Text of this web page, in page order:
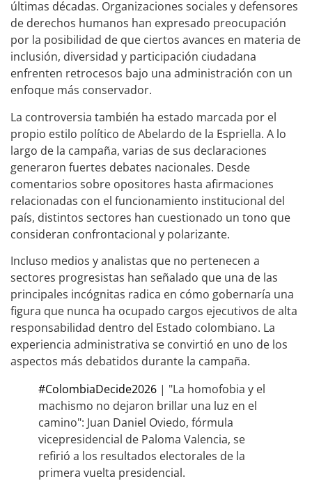
últimas décadas. Organizaciones sociales y defensores
de derechos humanos han expresado preocupación
por la posibilidad de que ciertos avances en materia de
inclusión, diversidad y participación ciudadana
enfrenten retrocesos bajo una administración con un
enfoque más conservador.
La controversia también ha estado marcada por el
propio estilo político de Abelardo de la Espriella. A lo
largo de la campaña, varias de sus declaraciones
generaron fuertes debates nacionales. Desde
comentarios sobre opositores hasta afirmaciones
relacionadas con el funcionamiento institucional del
país, distintos sectores han cuestionado un tono que
consideran confrontacional y polarizante.
Incluso medios y analistas que no pertenecen a
sectores progresistas han señalado que una de las
principales incógnitas radica en cómo gobernaría una
figura que nunca ha ocupado cargos ejecutivos de alta
responsabilidad dentro del Estado colombiano. La
experiencia administrativa se convirtió en uno de los
aspectos más debatidos durante la campaña.
#ColombiaDecide2026 | "La homofobia y el
machismo no dejaron brillar una luz en el
camino": Juan Daniel Oviedo, fórmula
vicepresidencial de Paloma Valencia, se
refirió a los resultados electorales de la
primera vuelta presidencial.